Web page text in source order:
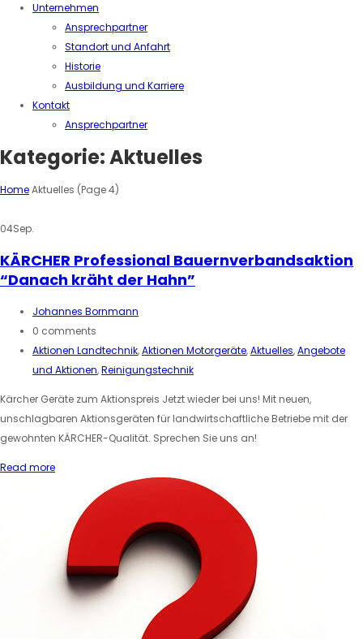
Unternehmen
Ansprechpartner
Standort und Anfahrt
Historie
Ausbildung und Karriere
Kontakt
Ansprechpartner
Kategorie:Aktuelles
HomeAktuelles (Page 4)
04Sep.
KÄRCHER Professional Bauernverbandsaktion
“Danach kräht der Hahn”
Johannes Bornmann
0 comments
Aktionen Landtechnik,Aktionen Motorgeräte,Aktuelles,Angebote
und Aktionen,Reinigungstechnik
Kärcher Geräte zum Aktionspreis Jetzt wieder bei uns! Mit neuen,
unschlagbaren Aktionsgeräten für landwirtschaftliche Betriebe mit der
gewohnten KÄRCHER-Qualität. Sprechen Sie uns an!
Read more